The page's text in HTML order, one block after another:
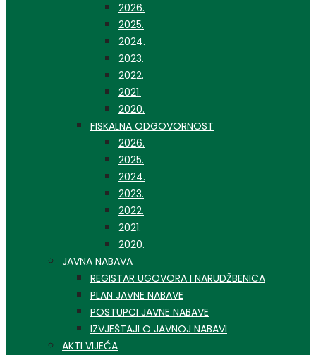
2026.
2025.
2024.
2023.
2022.
2021.
2020.
FISKALNA ODGOVORNOST
2026.
2025.
2024.
2023.
2022.
2021.
2020.
JAVNA NABAVA
REGISTAR UGOVORA I NARUDŽBENICA
PLAN JAVNE NABAVE
POSTUPCI JAVNE NABAVE
IZVJEŠTAJI O JAVNOJ NABAVI
AKTI VIJEĆA